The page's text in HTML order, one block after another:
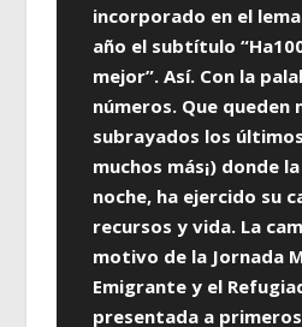
incorporado en el
año el subtítulo
mejor”. Así. Con la
números. Que queden
subrayados los
muchos más¡) donde
noche, ha ejercido su
recursos y vida. La
motivo de la Jornada
Emigrante y el
presentada a